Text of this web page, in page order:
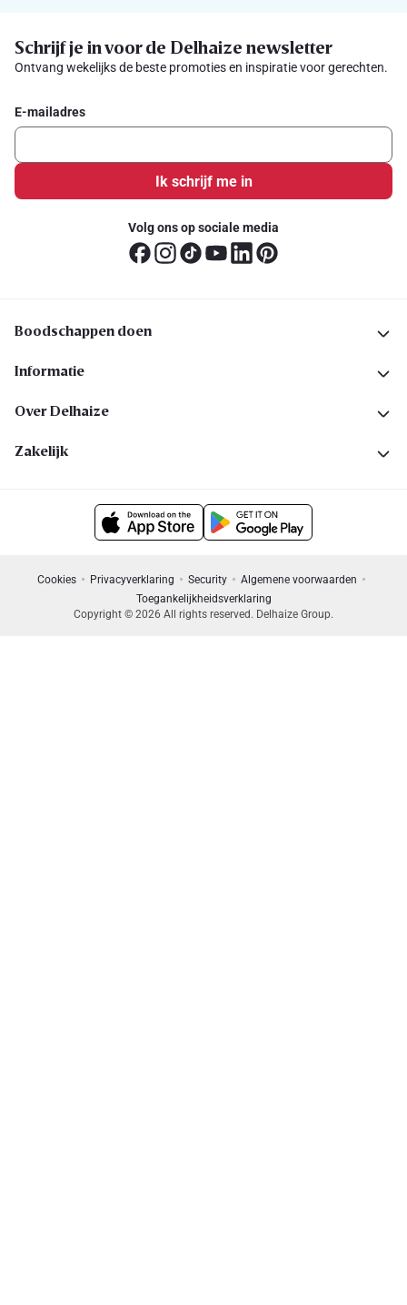
Schrijf je in voor de Delhaize newsletter
Ontvang wekelijks de beste promoties en inspiratie voor gerechten.
E-mailadres
Ik schrijf me in
Volg ons op sociale media
Boodschappen doen
Informatie
Over Delhaize
Zakelijk
Cookies Privacyverklaring Security
Algemene voorwaarden
Toegankelijkheidsverklaring
Copyright © 2026 All rights reserved. Delhaize Group.